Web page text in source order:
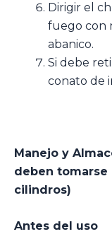
Dirigir el
fuego con
abanico.
Si debe
conato de
Manejo y
deben tomarse
cilindros)
Antes del uso